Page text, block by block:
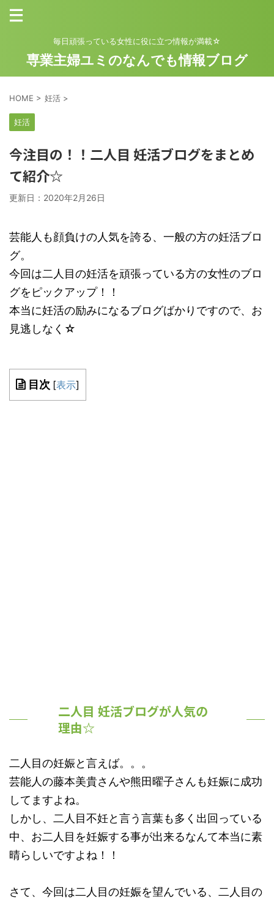
毎日頑張っている女性に役に立つ情報が満載☆
専業主婦ユミのなんでも情報ブログ
HOME > 妊活 >
妊活
今注目の！！二人目 妊活ブログをまとめ
て紹介☆
更新日： 2020年2月26日
芸能人も顔負けの人気を誇る、一般の方の妊活ブロ
グ。
今回は二人目の妊活を頑張っている方の女性のブロ
グをピックアップ！！
本当に妊活の励みになるブログばかりですので、お
見逃しなく☆
目次 [表示]
二人目 妊活ブログが人気の
理由☆
二人目の妊娠と言えば。。。
芸能人の藤本美貴さんや熊田曜子さんも妊娠に成功
してますよね。
しかし、二人目不妊と言う言葉も多く出回っている
中、お二人目を妊娠する事が出来るなんて本当に素
晴らしいですよね！！
さて、今回は二人目の妊娠を望んでいる、二人目の